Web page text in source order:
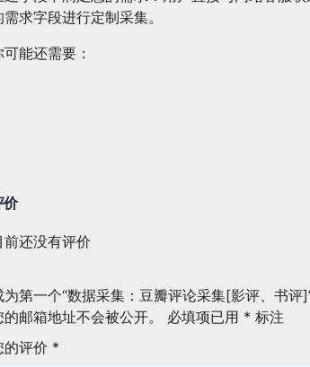
需求字段进行定制采集。
可能还需要：
价
前还没有评价
为第一个“数据采集：豆瓣评论采集[影评、书评
的邮箱地址不会被公开。
必填项已用 * 标注
的评价 *